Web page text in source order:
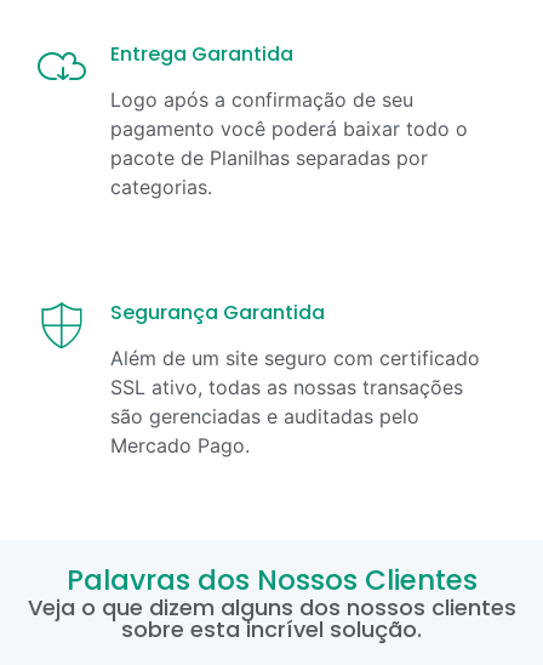
Entrega Garantida
Logo após a confirmação de seu
pagamento você poderá baixar todo o
pacote de Planilhas separadas por
categorias.
Segurança Garantida
Além de um site seguro com certificado
SSL ativo, todas as nossas transações
são gerenciadas e auditadas pelo
Mercado Pago.
Palavras dos Nossos Clientes
Veja o que dizem alguns dos nossos clientes
sobre esta incrível solução.